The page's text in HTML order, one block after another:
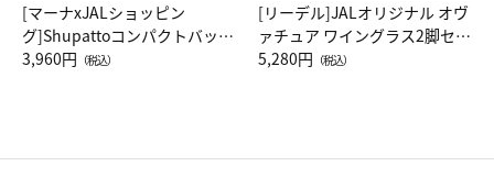
[マーナxJALショッピン
グ]Shupattoコンパクトバッグ
Drop JAL客室乗務員（LC）ス
3,960円 （税込）
[リーデル]JALオリジナル オヴ
ァチュア ワイングラス2脚セッ
ト（レッドワイン）
5,280円 （税込）